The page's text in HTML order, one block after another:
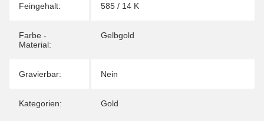
Feingehalt: 585 / 14 K
Farbe -
Material:
Gelbgold
Gravierbar: Nein
Kategorien: Gold